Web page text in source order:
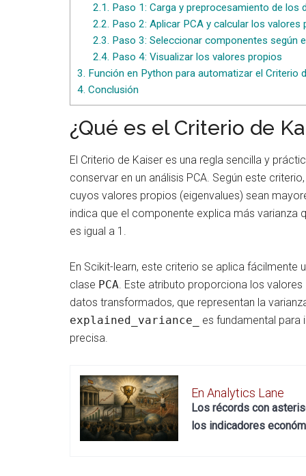
2.1. Paso 1: Carga y preprocesamiento de los
2.2. Paso 2: Aplicar PCA y calcular los valores
2.3. Paso 3: Seleccionar componentes según
2.4. Paso 4: Visualizar los valores propios
3. Función en Python para automatizar el Criterio
4. Conclusión
¿Qué es el Criterio de
El Criterio de Kaiser es una regla sencilla y
conservar en un análisis PCA. Según este
cuyos valores propios (eigenvalues) sean
indica que el componente explica más varianza
es igual a 1.
En Scikit-learn, este criterio se aplica fácilmente
clase PCA. Este atributo proporciona los
datos transformados, que representan la
explained_variance_
es fundamental para
precisa.
En Analytics Lane
Los récords con
los indicadores